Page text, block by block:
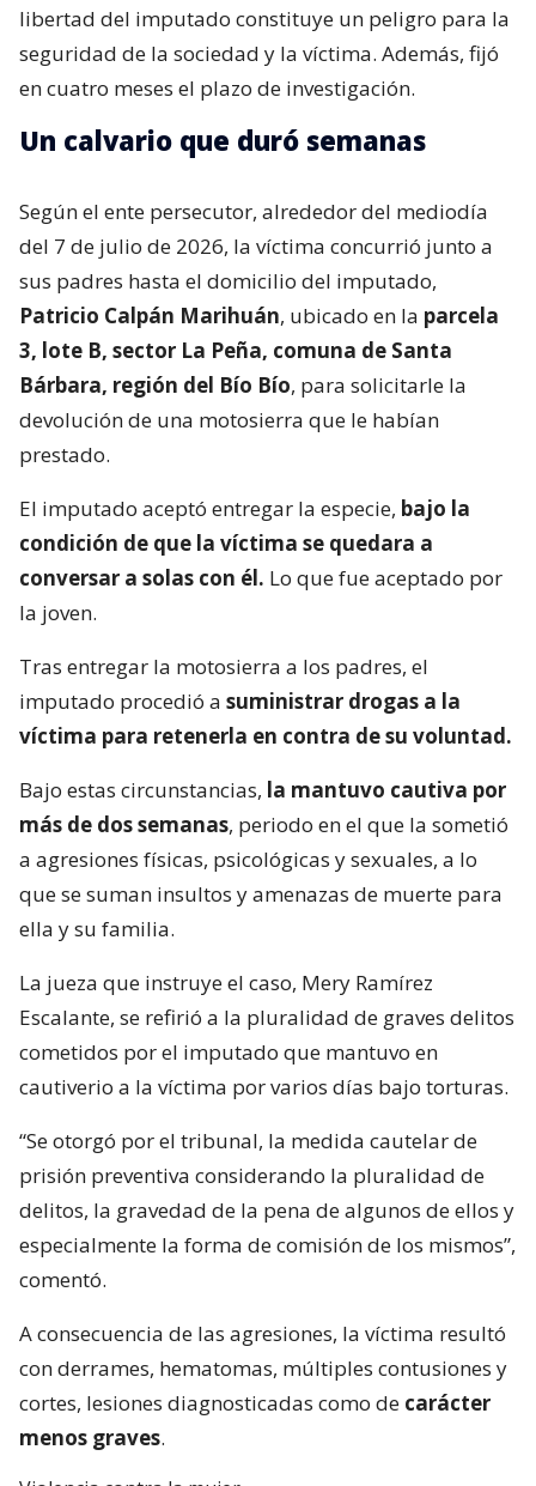
libertad del imputado constituye un peligro para la
seguridad de la sociedad y la víctima. Además, fijó
en cuatro meses el plazo de investigación.
Un calvario que duró semanas
Según el ente persecutor, alrededor del mediodía
del 7 de julio de 2026, la víctima concurrió junto a
sus padres hasta el domicilio del imputado,
Patricio Calpán Marihuán, ubicado en la parcela
3, lote B, sector La Peña, comuna de Santa
Bárbara, región del Bío Bío, para solicitarle la
devolución de una motosierra que le habían
prestado.
El imputado aceptó entregar la especie, bajo la
condición de que la víctima se quedara a
conversar a solas con él. Lo que fue aceptado por
la joven.
Tras entregar la motosierra a los padres, el
imputado procedió a suministrar drogas a la
víctima para retenerla en contra de su voluntad.
Bajo estas circunstancias, la mantuvo cautiva por
más de dos semanas, periodo en el que la sometió
a agresiones físicas, psicológicas y sexuales, a lo
que se suman insultos y amenazas de muerte para
ella y su familia.
La jueza que instruye el caso, Mery Ramírez
Escalante, se refirió a la pluralidad de graves delitos
cometidos por el imputado que mantuvo en
cautiverio a la víctima por varios días bajo torturas.
“Se otorgó por el tribunal, la medida cautelar de
prisión preventiva considerando la pluralidad de
delitos, la gravedad de la pena de algunos de ellos y
especialmente la forma de comisión de los mismos”,
comentó.
A consecuencia de las agresiones, la víctima resultó
con derrames, hematomas, múltiples contusiones y
cortes, lesiones diagnosticadas como de carácter
menos graves.